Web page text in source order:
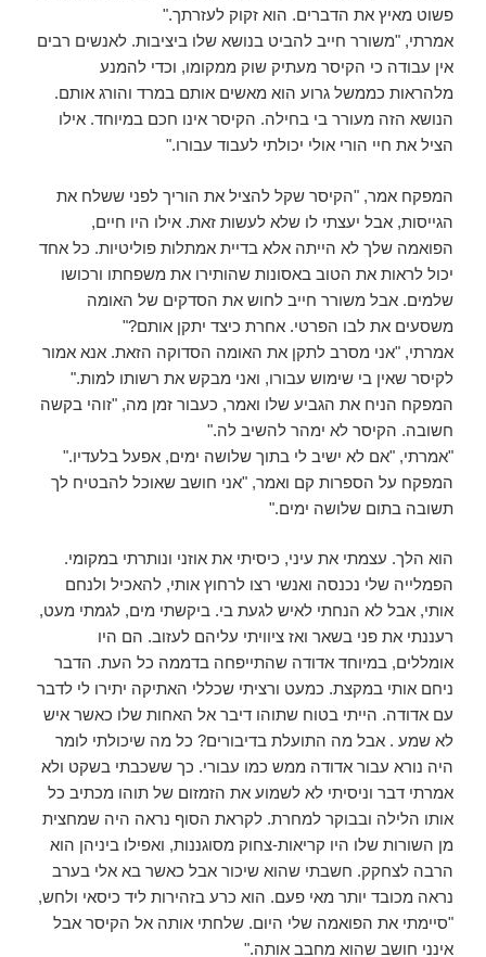
פשוט מאיץ את הדברים. הוא זקוק לעזרתך."
אמרתי, "משורר חייב להביט בנושא שלו ביציבות. לאנשים רבים
אין עבודה כי הקיסר מעתיק שוק ממקומו, וכדי להמנע
מלהראות כממשל גרוע הוא מאשים אותם במרד והורג אותם.
הנושא הזה מעורר בי בחילה. הקיסר אינו חכם במיוחד. אילו
הציל את חיי הורי אולי יכולתי לעבוד עבורו."
המפקח אמר, "הקיסר שקל להציל את הוריך לפני ששלח את
הגייסות, אבל יעצתי לו שלא לעשות זאת. אילו היו חיים,
הפואמה שלך לא הייתה אלא בדיית אמתלות פוליטיות. כל אחד
יכול לראות את הטוב באסונות שהותירו את משפחתו ורכושו
שלמים. אבל משורר חייב לחוש את הסדקים של האומה
משסעים את לבו הפרטי. אחרת כיצד יתקן אותם?"
אמרתי, "אני מסרב לתקן את האומה הסדוקה הזאת. אנא אמור
לקיסר שאין בי שימוש עבורו, ואני מבקש את רשותו למות."
המפקח הניח את הגביע שלו ואמר, כעבור זמן מה, "זוהי בקשה
חשובה. הקיסר לא ימהר להשיב לה."
"אמרתי, "אם לא ישיב לי בתוך שלושה ימים, אפעל בלעדיו."
המפקח על הספרות קם ואמר, "אני חושב שאוכל להבטיח לך
תשובה בתום שלושה ימים."
הוא הלך. עצמתי את עיני, כיסיתי את אוזני ונותרתי במקומי.
הפמלייה שלי נכנסה ואנשי רצו לרחוץ אותי, להאכיל ולנחם
אותי, אבל לא הנחתי לאיש לגעת בי. ביקשתי מים, לגמתי מעט,
רעננתי את פני בשאר ואז ציוויתי עליהם לעזוב. הם היו
אומללים, במיוחד אדודה שהתייפחה בדממה כל העת. הדבר
ניחם אותי במקצת. כמעט ורציתי שכללי האתיקה יתירו לי לדבר
עם אדודה. הייתי בטוח שתוהו דיבר אל האחות שלו כאשר איש
לא שמע . אבל מה התועלת בדיבורים? כל מה שיכולתי לומר
היה נורא עבור אדודה ממש כמו עבורי. כך ששכבתי בשקט ולא
אמרתי דבר וניסיתי לא לשמוע את הזמזום של תוהו מכתיב כל
אותו הלילה ובבוקר למחרת. לקראת הסוף נראה היה שמחצית
מן השורות שלו היו קריאות-צחוק מסוגננות, ואפילו ביניהן הוא
הרבה לצחקק. חשבתי שהוא שיכור אבל כאשר בא אלי בערב
נראה מכובד יותר מאי פעם. הוא כרע בזהירות ליד כיסאי ולחש,
"סיימתי את הפואמה שלי היום. שלחתי אותה אל הקיסר אבל
אינני חושב שהוא מחבב אותה."